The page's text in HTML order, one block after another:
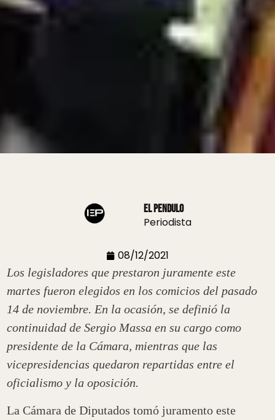
El Pendulo
Periodista
08/12/2021
Los legisladores que prestaron juramente este
martes fueron elegidos en los comicios del pasado
14 de noviembre. En la ocasión, se definió la
continuidad de Sergio Massa en su cargo como
presidente de la Cámara, mientras que las
vicepresidencias quedaron repartidas entre el
oficialismo y la oposición.
La Cámara de Diputados tomó juramento este